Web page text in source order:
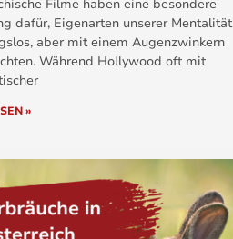
Filme haben eine besondere
dafür, Eigenarten unserer Mentalität
aber mit einem Augenzwinkern
Während Hollywood oft mit
»